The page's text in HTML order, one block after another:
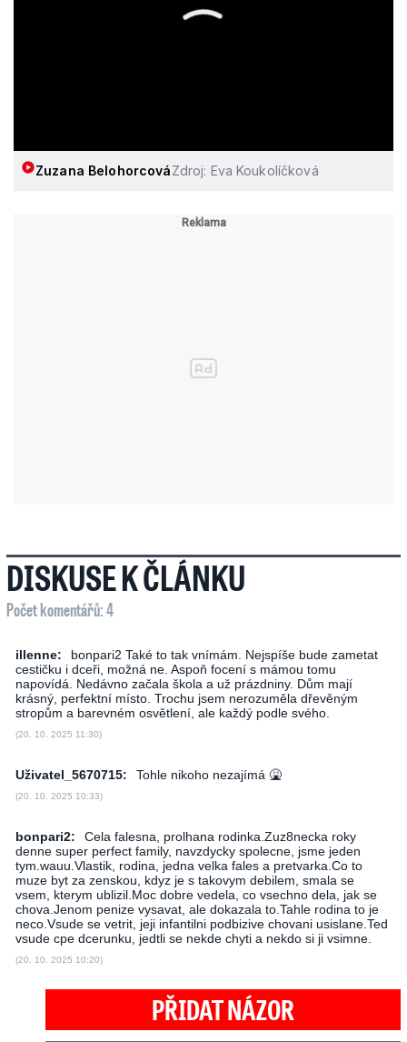
Zuzana BelohorcováZdroj: Eva Koukolíčková
DISKUSE K ČLÁNKU
Počet komentářů: 4
illenne:
bonpari2 Také to tak vnímám. Nejspíše bude zametat
cestičku i dceři, možná ne. Aspoň focení s mámou tomu
napovídá. Nedávno začala škola a už prázdniny. Dům mají
krásný, perfektní místo. Trochu jsem nerozuměla dřevěným
stropům a barevném osvětlení, ale každý podle svého.
(20. 10. 2025 11:30)
Uživatel_5670715: Tohle nikoho nezajímá 🤮
(20. 10. 2025 10:33)
bonpari2:
Cela falesna, prolhana rodinka.Zuz8necka roky
denne super perfect family, navzdycky spolecne, jsme jeden
tym.wauu.Vlastik, rodina, jedna velka fales a pretvarka.Co to
muze byt za zenskou, kdyz je s takovym debilem, smala se
vsem, kterym ublizil.Moc dobre vedela, co vsechno dela, jak se
chova.Jenom penize vysavat, ale dokazala to.Tahle rodina to je
neco.Vsude se vetrit, jeji infantilni podbizive chovani usislane.Ted
vsude cpe dcerunku, jedtli se nekde chyti a nekdo si ji vsimne.
(20. 10. 2025 10:20)
PŘIDAT NÁZOR